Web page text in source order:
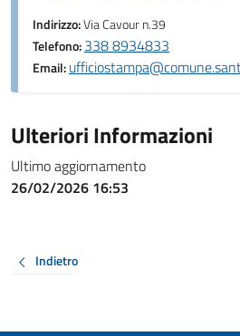
Indirizzo:Via Cavour n.39
Telefono:338 8934833
Email:
Ulteriori Informazioni
Ultimo aggiornamento
26/02/2026 16:53
Indietro